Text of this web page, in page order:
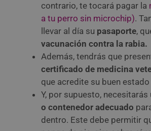
contrario, te tocará pagar la
a tu perro sin microchip).
llevar al día su pasaporte,
vacunación contra la rabia.
Además, tendrás que
certificado de medicina
que acredite su buen
Y, por supuesto, necesitarás
o contenedor adecuado
dentro. Este debe permitir